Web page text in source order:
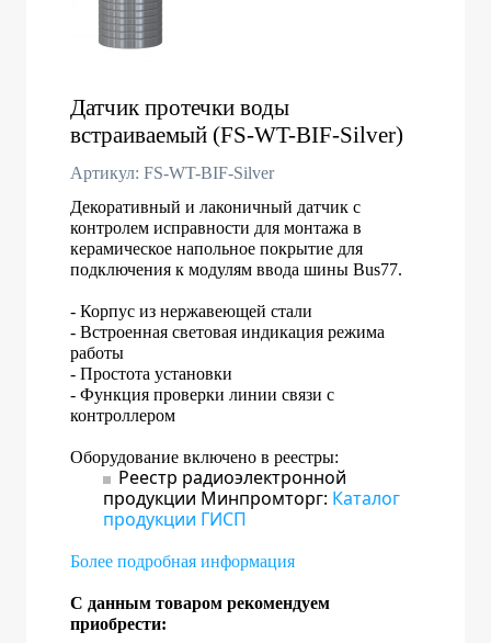
Датчик протечки воды
встраиваемый (FS-WT-BIF-Silver)
Артикул: FS-WT-BIF-Silver
Декоративный и лаконичный датчик с
контролем исправности для монтажа в
керамическое напольное покрытие для
подключения к модулям ввода шины Bus77.
- Корпус из нержавеющей стали
- Встроенная световая индикация режима
работы
- Простота установки
- Функция проверки линии связи с
контроллером
Оборудование включено в реестры:
Реестр радиоэлектронной
продукции Минпромторг: Каталог
продукции ГИСП
Более подробная информация
С данным товаром рекомендуем
приобрести: